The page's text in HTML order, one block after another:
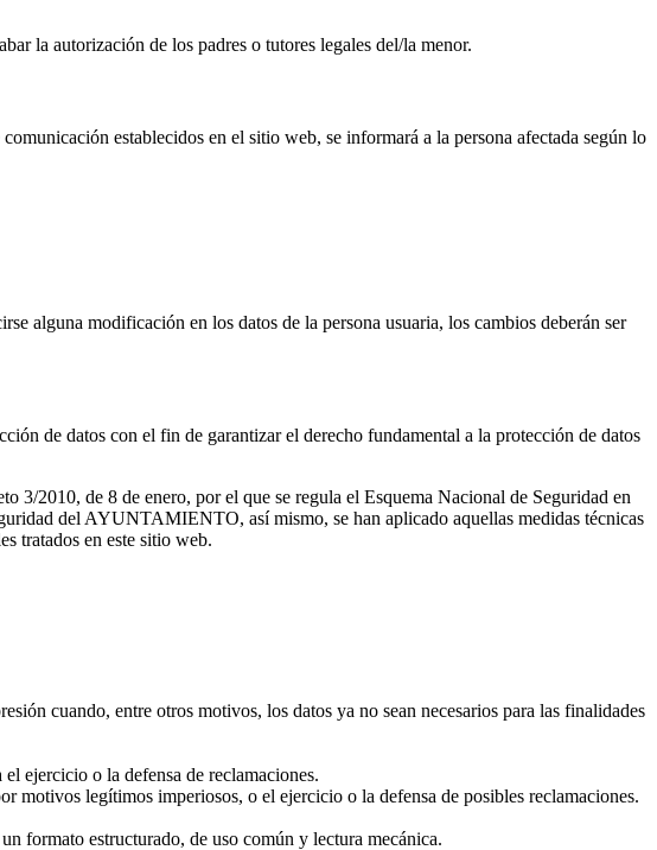
la autorización de los padres o tutores legales del/la menor.
establecidos en el sitio web, se informará a la persona afectada según lo
alguna modificación en los datos de la persona usuaria, los cambios deberán ser
de datos con el fin de garantizar el derecho fundamental a la protección de datos
3/2010, de 8 de enero, por el que se regula el Esquema Nacional de Seguridad en
del AYUNTAMIENTO, así mismo, se han aplicado aquellas medidas técnicas
tratados en este sitio web.
cuando, entre otros motivos, los datos ya no sean necesarios para las finalidades
ejercicio o la defensa de reclamaciones.
legítimos imperiosos, o el ejercicio o la defensa de posibles reclamaciones.
formato estructurado, de uso común y lectura mecánica.